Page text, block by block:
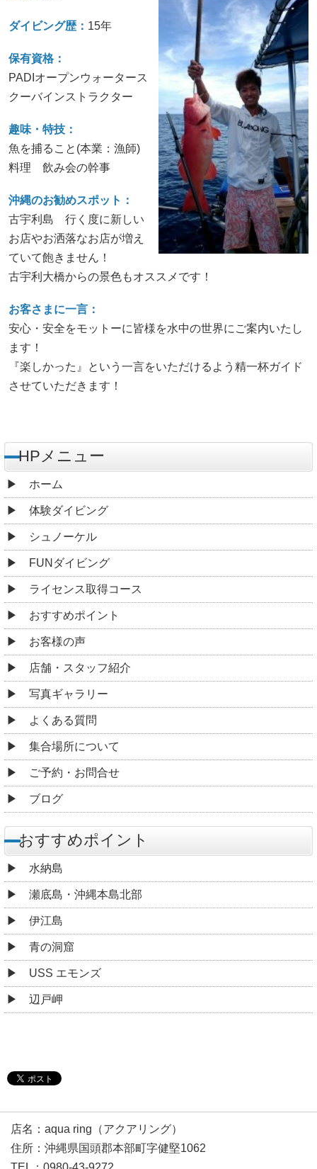
ダイビング歴： 15年
保有資格：
PADIオープンウォータース
クーバインストラクター
趣味・特技：
魚を捕ること(本業：漁師)
料理 飲み会の幹事
沖縄のお勧めスポット：
古宇利島 行く度に新しい
お店やお洒落なお店が増え
ていて飽きません！
古宇利大橋からの景色もオススメです！
お客さまに一言：
安心・安全をモットーに皆様を水中の世界にご案内いたし
ます！
『楽しかった』という一言をいただけるよう精一杯ガイド
させていただきます！
HPメニュー
ホーム
体験ダイビング
シュノーケル
FUNダイビング
ライセンス取得コース
おすすめポイント
お客様の声
店舗・スタッフ紹介
写真ギャラリー
よくある質問
集合場所について
ご予約・お問合せ
ブログ
おすすめポイント
水納島
瀬底島・沖縄本島北部
伊江島
青の洞窟
USS エモンズ
辺戸岬
店名：aqua ring（アクアリング）
住所：沖縄県国頭郡本部町字健堅1062